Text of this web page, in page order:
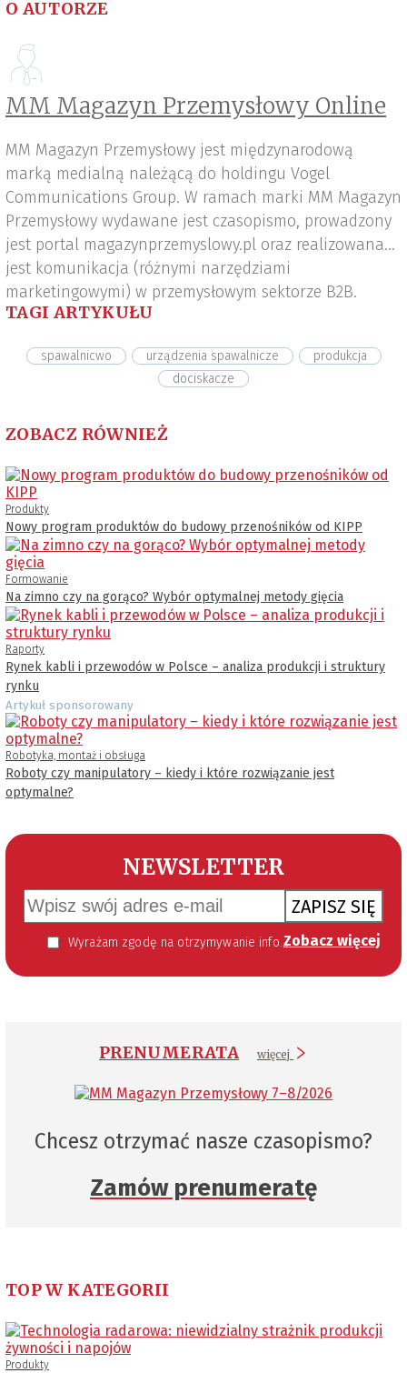
O AUTORZE
MM Magazyn Przemysłowy Online
MM Magazyn Przemysłowy jest międzynarodową
marką medialną należącą do holdingu Vogel
Communications Group. W ramach marki MM Magazyn
Przemysłowy wydawane jest czasopismo, prowadzony
jest portal magazynprzemyslowy.pl oraz realizowana
jest komunikacja (różnymi narzędziami
marketingowymi) w przemysłowym sektorze B2B.
TAGI ARTYKUŁU
spawalnicwo urządzenia spawalnicze
produkcja
dociskacze
ZOBACZ RÓWNIEŻ
Produkty
Nowy program produktów do budowy przenośników od KIPP
Formowanie
Na zimno czy na gorąco? Wybór optymalnej metody gięcia
Raporty
Rynek kabli i przewodów w Polsce – analiza produkcji i struktury
rynku
Artykuł sponsorowany
Robotyka, montaż i obsługa
Roboty czy manipulatory – kiedy i które rozwiązanie jest
optymalne?
NEWSLETTER
ZAPISZ SIĘ
Wyrażam zgodę na otrzymywanie informacji handlowej kierowanej do mnie za pomocą środków komunikacji elektronicznej w szczególności poczty elektronicznej zgodnie z przepisem art. 10 ust 2 ustawy z dnia 18 lipca 2002 roku o świadczeniu usług drogą elektroniczną (Dz. U. 144 z 2002 r. poz. 1204). Zgoda jest dobrowolna, jednak jej wyrażenie jest konieczne, aby otrzymywać newsletter. Zobacz więcej
PRENUMERATA więcej
Chcesz otrzymać nasze czasopismo?
Zamów prenumeratę
TOP W KATEGORII
Produkty